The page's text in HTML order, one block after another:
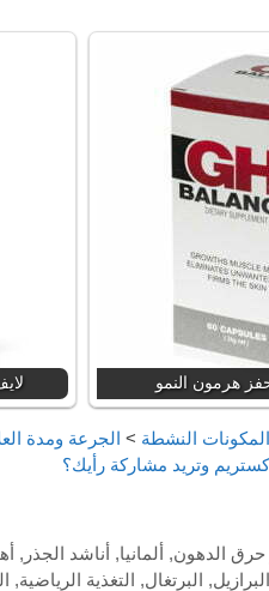
النشطة > الجرعة ومدة
وتريد مشاركة رأيك؟
حرق الدهون, ألمانيا, أناشد الجذر ,
البرازيل, البرتغال, التغذية الرياضية,